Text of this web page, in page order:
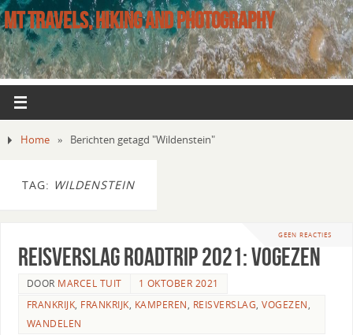
MT TRAVELS, HIKING AND PHOTOGRAPHY
Home » Berichten getagd "Wildenstein"
TAG: WILDENSTEIN
GEEN REACTIES
Reisverslag roadtrip 2021: Vogezen
DOOR MARCEL TUIT
1 OKTOBER 2021
FRANKRIJK, FRANKRIJK, KAMPEREN, REISVERSLAG,VOGEZEN,
WANDELEN